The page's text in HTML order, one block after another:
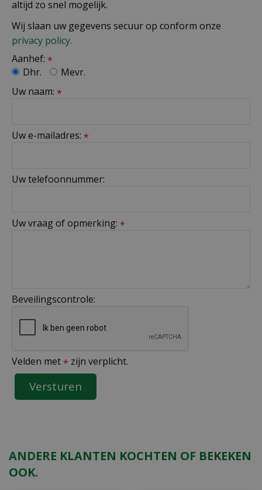
altijd zo snel mogelijk.
Wij slaan uw gegevens secuur op conform onze
privacy policy.
Aanhef: *
Dhr.
Mevr.
Uw naam: *
Uw e-mailadres: *
Uw telefoonnummer:
Uw vraag of opmerking: *
Beveilingscontrole:
Velden met * zijn verplicht.
ANDERE KLANTEN KOCHTEN OF BEKEKEN
OOK.